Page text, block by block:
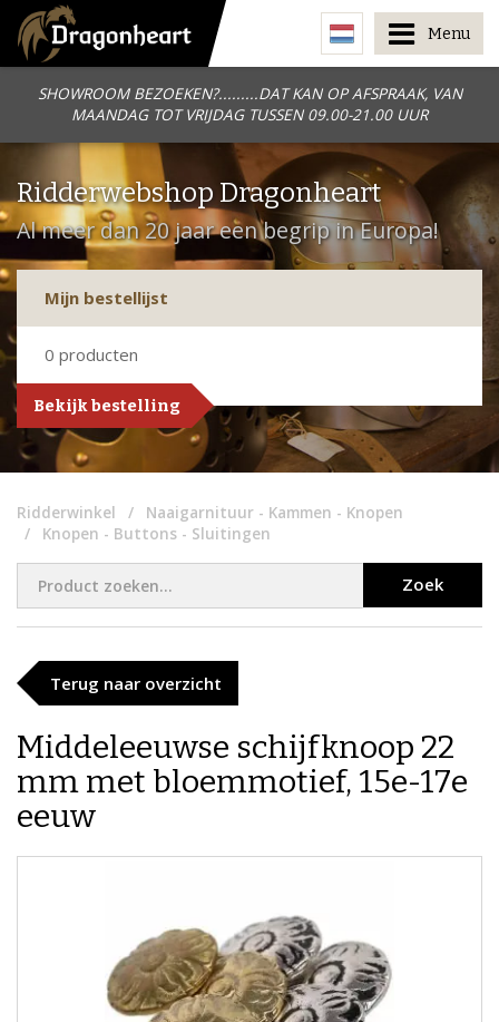
SHOWROOM BEZOEKEN?.........DAT KAN OP AFSPRAAK, VAN
MAANDAG TOT VRIJDAG TUSSEN 09.00-21.00 UUR
Menu
Ridderwebshop Dragonheart
Al meer dan 20 jaar een begrip in Europa!
Mijn bestellijst
0 producten
Bekijk bestelling
Ridderwinkel
Naaigarnituur - Kammen - Knopen
Knopen - Buttons - Sluitingen
Zoek
Terug naar overzicht
Middeleeuwse schijfknoop 22
mm met bloemmotief, 15e-17e
eeuw